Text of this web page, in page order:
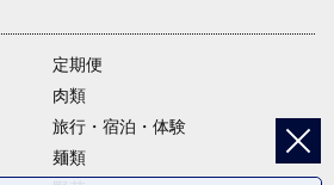
定期便
肉類
旅行・宿泊・体験
麺類